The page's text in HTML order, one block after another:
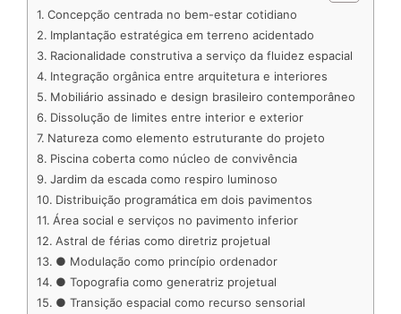
e
d
I
n
b
o
o
k
s
A
p
p
i
t
a
d
s
e
r
e
s
s
k
y
r
r
Concepção centrada no bem-estar cotidiano
Implantação estratégica em terreno acidentado
Racionalidade construtiva a serviço da fluidez espacial
Integração orgânica entre arquitetura e interiores
Mobiliário assinado e design brasileiro contemporâneo
Dissolução de limites entre interior e exterior
Natureza como elemento estruturante do projeto
Piscina coberta como núcleo de convivência
Jardim da escada como respiro luminoso
Distribuição programática em dois pavimentos
Área social e serviços no pavimento inferior
Astral de férias como diretriz projetual
● Modulação como princípio ordenador
● Topografia como generatriz projetual
● Transição espacial como recurso sensorial